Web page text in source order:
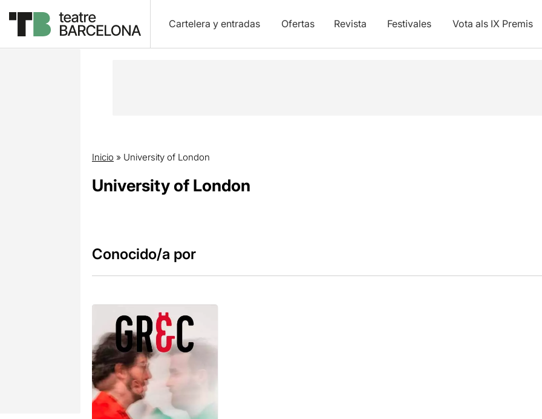
Cartelera y entradas Ofertas Revista Festivales Vota als IX Premis
Inicio » University of London
University of London
Conocido/a por